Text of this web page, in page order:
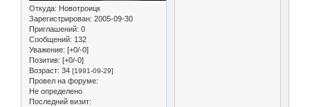
Откуда: Новотроицк
Зарегистрирован: 2005-09-30
Приглашений: 0
Сообщений: 132
Уважение: [+0/-0]
Позитив: [+0/-0]
Возраст: 34 [1991-09-29]
Провел на форуме:
Не определено
Последний визит: